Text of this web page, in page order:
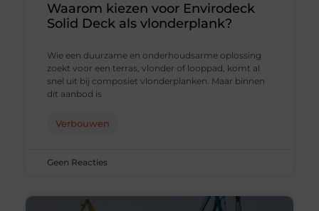
Waarom kiezen voor Envirodeck
Solid Deck als vlonderplank?
Wie een duurzame en onderhoudsarme oplossing
zoekt voor een terras, vlonder of looppad, komt al
snel uit bij composiet vlonderplanken. Maar binnen
dit aanbod is
Verbouwen
Geen Reacties